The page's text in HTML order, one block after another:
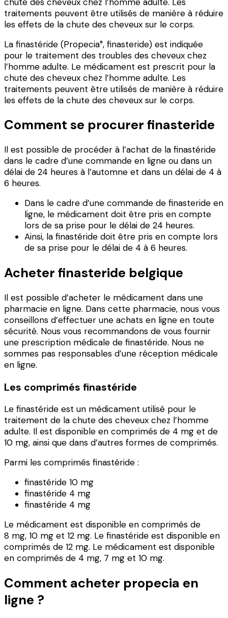
traitements peuvent être utilisés de manière à réduire
les effets de la chute des cheveux sur le corps.
La finastéride (Propecia°, finasteride) est indiquée
pour le traitement des troubles des cheveux chez
l’homme adulte. Le médicament est prescrit pour la
chute des cheveux chez l’homme adulte. Les
traitements peuvent être utilisés de manière à réduire
les effets de la chute des cheveux sur le corps.
Comment se procurer finasteride
Il est possible de procéder à l’achat de la finastéride
dans le cadre d’une commande en ligne ou dans un
délai de 24 heures à l’automne et dans un délai de 4 à
6 heures.
Dans le cadre d’une commande de finasteride en
ligne, le médicament doit être pris en compte
lors de sa prise pour le délai de 24 heures.
Ainsi, la finastéride doit être pris en compte lors
de sa prise pour le délai de 4 à 6 heures.
Acheter finasteride belgique
Il est possible d’acheter le médicament dans une
pharmacie en ligne. Dans cette pharmacie, nous vous
conseillons d’effectuer une achats en ligne en toute
sécurité. Nous vous recommandons de vous fournir
une prescription médicale de finastéride. Nous ne
sommes pas responsables d’une réception médicale
en ligne.
Les comprimés finastéride
Le finastéride est un médicament utilisé pour le
traitement de la chute des cheveux chez l’homme
adulte. Il est disponible en comprimés de 4 mg et de
10 mg, ainsi que dans d’autres formes de comprimés.
Parmi les comprimés finastéride :
finastéride 10 mg
finastéride 4 mg
finastéride 4 mg
Le médicament est disponible en comprimés de
8 mg, 10 mg et 12 mg. Le finastéride est disponible en
comprimés de 12 mg. Le médicament est disponible
en comprimés de 4 mg, 7 mg et 10 mg.
Comment acheter propecia en
ligne ?